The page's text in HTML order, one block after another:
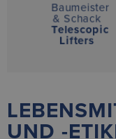
Baumeister
& Schack
Telescopic
Lifters
UND -